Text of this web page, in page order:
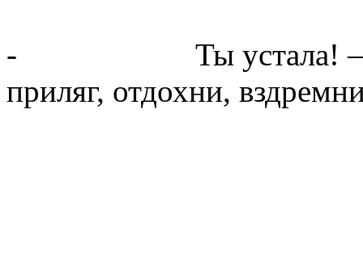
- Ты устала! –
приляг, отдохни,